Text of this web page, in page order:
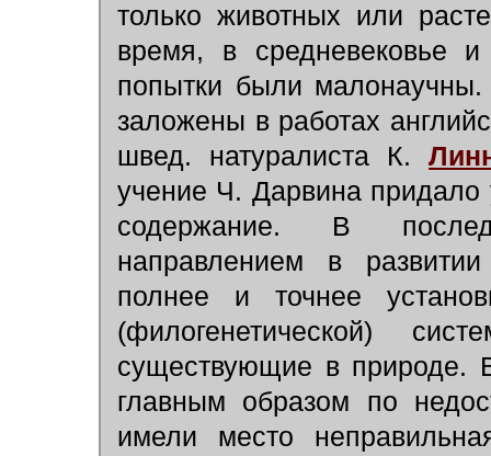
только животных или
время, в средневековье
попытки были
заложены в работах
швед. натуралиста К.
учение Ч. Дарвина
содержание. В
направлением в
полнее и точнее
(филогенетической)
существующие в природе.
главным образом по
имели место